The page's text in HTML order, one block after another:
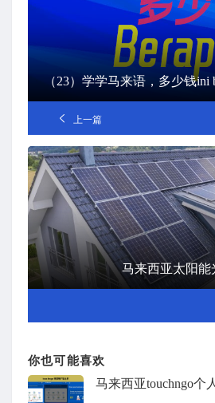
（23）学学马来语，多少钱ini
上一篇
马来西亚太阳
你也可能喜欢
马来西亚touchngo个